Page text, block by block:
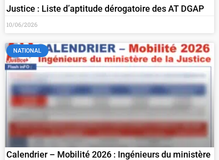
Justice : Liste d’aptitude dérogatoire des AT DGAP
10/06/2026
NATIONAL
Calendrier – Mobilité 2026 : Ingénieurs du ministère